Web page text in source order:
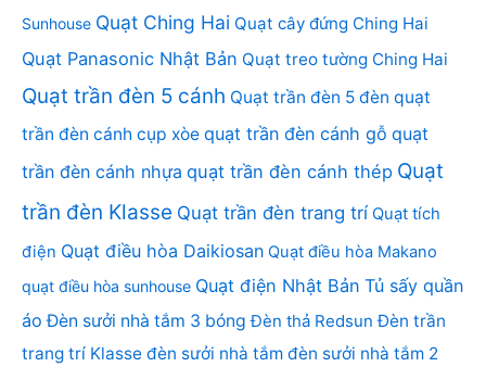
Sunhouse Quạt Ching Hai Quạt cây đứng Ching Hai
Quạt Panasonic Nhật Bản Quạt treo tường Ching Hai
Quạt trần đèn 5 cánh Quạt trần đèn 5 đèn quạt
trần đèn cánh cụp xòe quạt trần đèn cánh gỗ quạt
trần đèn cánh nhựa quạt trần đèn cánh thép Quạt
trần đèn Klasse Quạt trần đèn trang trí Quạt tích
điện Quạt điều hòa Daikiosan Quạt điều hòa Makano
quạt điều hòa sunhouse Quạt điện Nhật Bản Tủ sấy quần
áo Đèn sưởi nhà tắm 3 bóng Đèn thả Redsun Đèn trần
trang trí Klasse đèn sưởi nhà tắm đèn sưởi nhà tắm 2